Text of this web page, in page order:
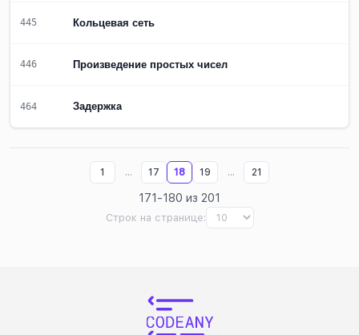
445 Кольцевая сеть
446 Произведение простых чисел
464 Задержка
Строк на странице:
1 ... 17 18 19 ... 21
171-180 из 201